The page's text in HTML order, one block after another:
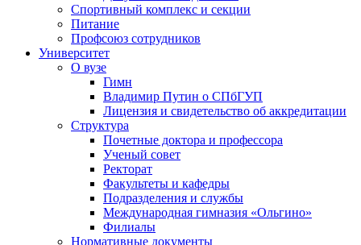
Спортивный комплекс и секции
Питание
Профсоюз сотрудников
Университет
О вузе
Гимн
Владимир Путин о СПбГУП
Лицензия и свидетельство об аккредитации
Структура
Почетные доктора и профессора
Ученый совет
Ректорат
Факультеты и кафедры
Подразделения и службы
Международная гимназия «Ольгино»
Филиалы
Нормативные документы